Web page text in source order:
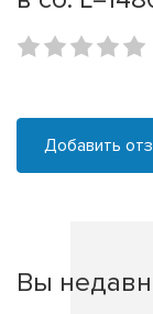
Добавить
Вы